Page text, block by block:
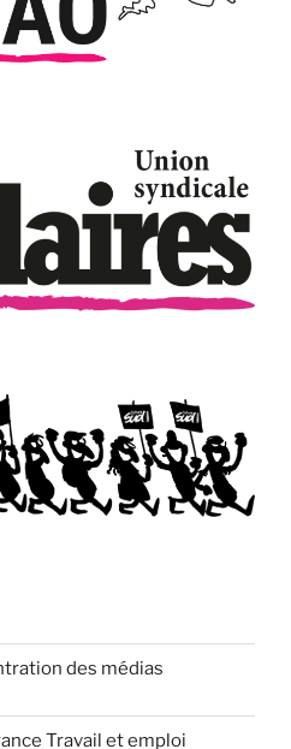
des médias
Travail et emploi